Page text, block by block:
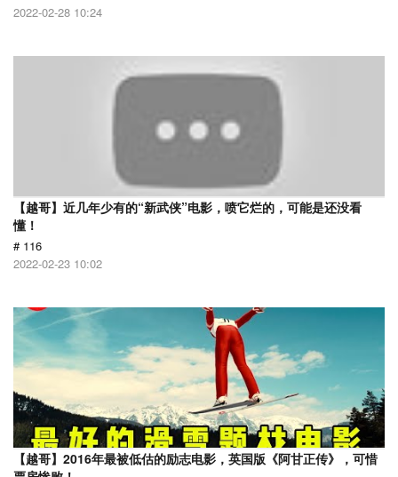
2022-02-28 10:24
【越哥】近几年少有的“新武侠”电影，喷它烂的，可能是还没看
懂！
# 116
2022-02-23 10:02
【越哥】2016年最被低估的励志电影，英国版《阿甘正传》，可惜